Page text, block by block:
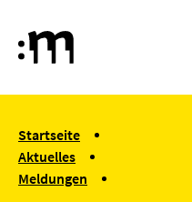
Hochschule für Musik und
You are here:
Startseite
Aktuelles
Meldungen
Energiepreispauschale für